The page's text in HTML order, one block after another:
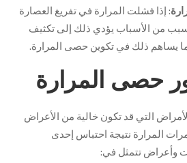
: إذا فشلت المرارة في تفريغ العصارة
من الأسباب يؤدي ذلك إلى تكثيف
يساهم ذلك في تكوين حصى المرارة.
حصى المرارة
التي قد تكون خالية من الأعراض
المرارة نتيجة احتباس إحدى
وأعراض تتمثل في: